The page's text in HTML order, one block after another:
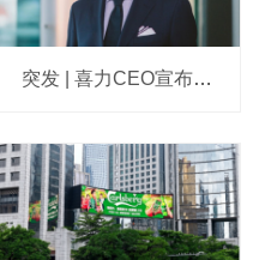
突发 | 喜力CEO宣布卸任，任内推动喜力与华润啤酒联姻